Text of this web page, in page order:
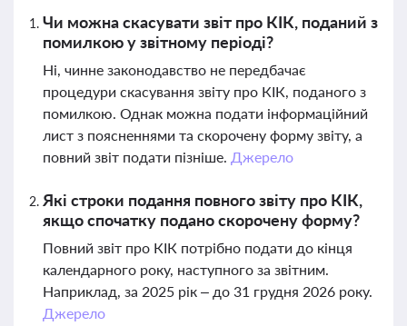
Чи можна скасувати звіт про КІК, поданий з
помилкою у звітному періоді?
Ні, чинне законодавство не передбачає
процедури скасування звіту про КІК, поданого з
помилкою. Однак можна подати інформаційний
лист з поясненнями та скорочену форму звіту, а
повний звіт подати пізніше. Джерело
Які строки подання повного звіту про КІК,
якщо спочатку подано скорочену форму?
Повний звіт про КІК потрібно подати до кінця
календарного року, наступного за звітним.
Наприклад, за 2025 рік – до 31 грудня 2026 року.
Джерело